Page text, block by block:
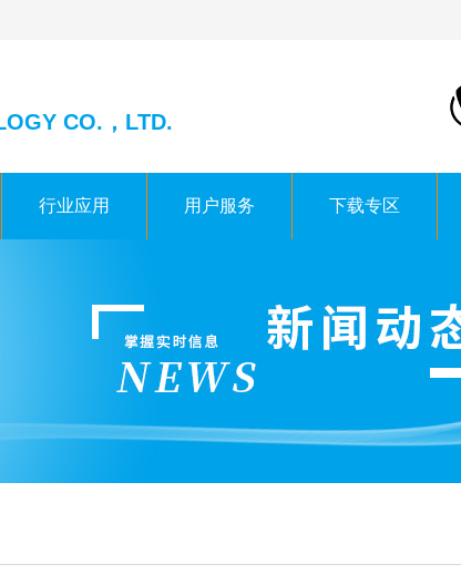
CO.，LTD.
行业应用 用户服务 下载专区